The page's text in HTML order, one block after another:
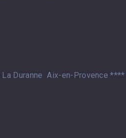
La Duranne Aix-en-Provence ****